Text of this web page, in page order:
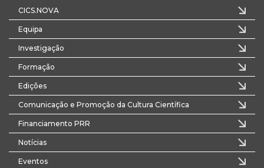
CICS.NOVA
Equipa
Investigação
Formação
Edições
Comunicação e Promoção da Cultura Científica
Financiamento PRR
Notícias
Eventos